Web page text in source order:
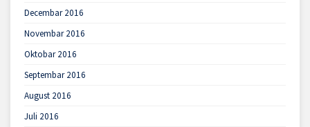
Decembar 2016
Novembar 2016
Oktobar 2016
Septembar 2016
August 2016
Juli 2016